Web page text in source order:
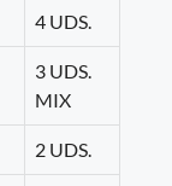
4 UDS.
3 UDS.
MIX
2 UDS.